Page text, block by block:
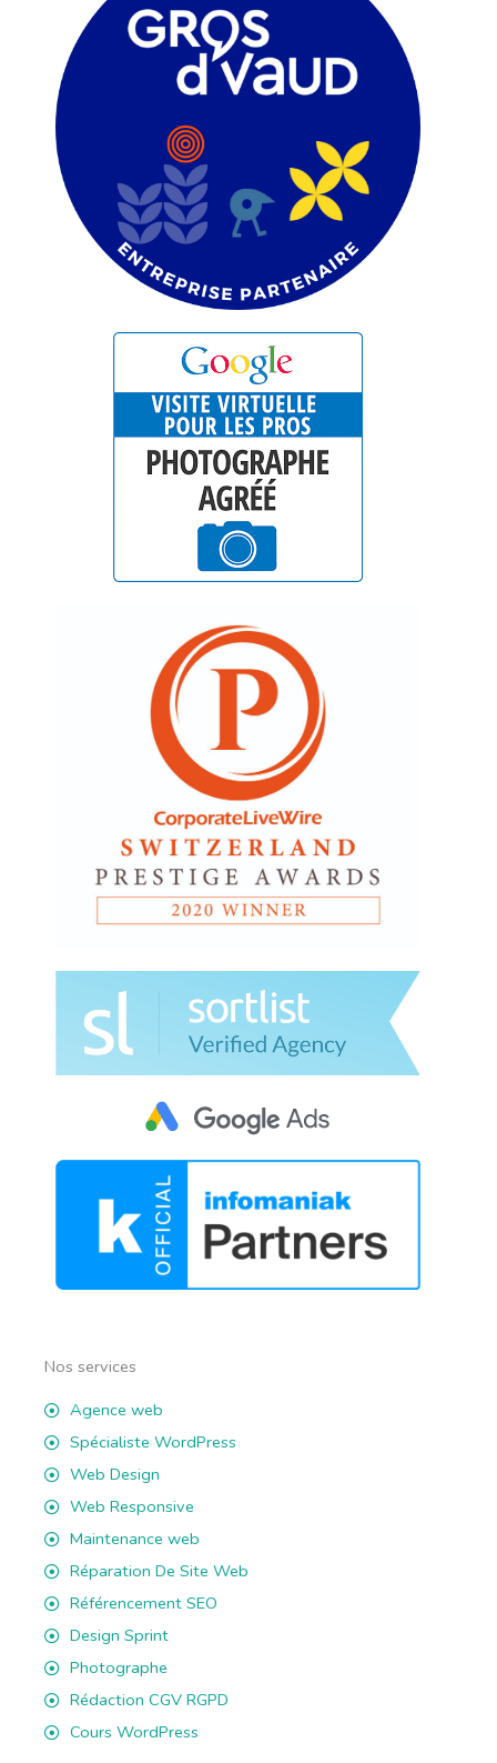
Nos services
Agence web
Spécialiste WordPress
Web Design
Web Responsive
Maintenance web
Réparation De Site Web
Référencement SEO
Design Sprint
Photographe
Rédaction CGV RGPD
Cours WordPress